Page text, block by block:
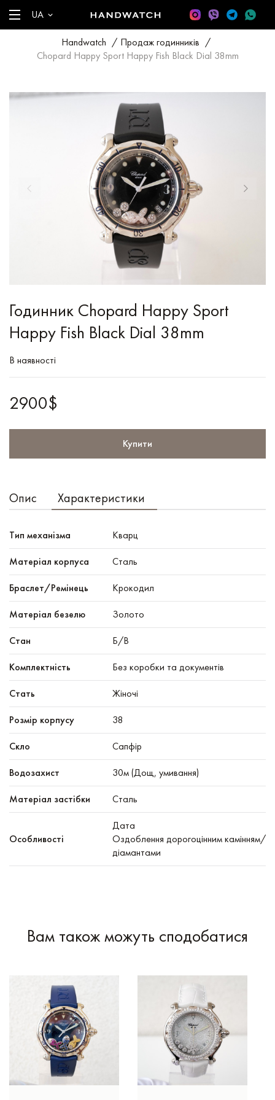
UA
Handwatch / Продаж годинників /
Chopard Happy Sport Happy Fish Black Dial 38mm
Годинник Chopard Happy Sport
Happy Fish Black Dial 38mm
В наявності
2900$
Купити
Опис Характеристики
Тип механізма Кварц
Mатеріал корпуса Сталь
Браслет/Ремінець Крокодил
Матеріал безелю Золото
Стан Б/В
Комплектність Без коробки та документів
Стать Жіночі
Розмір корпусу 38
Скло Сапфір
Водозахист 30м (Дощ, умивання)
Матеріал застібки Сталь
Особливості
Дата
Оздоблення дорогоцінним камінням/
діамантами
Вам також можуть сподобатися